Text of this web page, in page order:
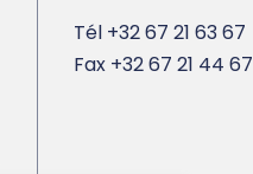
Tél +32 67 21 63 67
Fax +32 67 21 44 67